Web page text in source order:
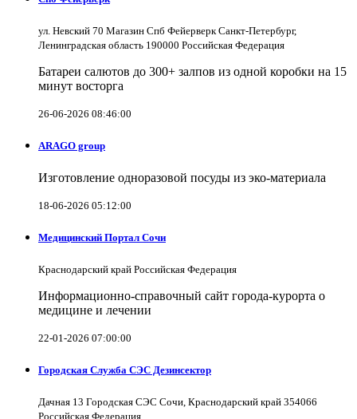
ул. Невский 70 Магазин Спб Фейерверк Санкт-Петербург,
Ленинградская область 190000 Российская Федерация
Батареи салютов до 300+ залпов из одной коробки на 15
минут восторга
26-06-2026 08:46:00
ARAGO group
Изготовление одноразовой посуды из эко-материала
18-06-2026 05:12:00
Медицинский Портал Сочи
Краснодарский край Российская Федерация
Информационно-справочный сайт города-курорта о
медицине и лечении
22-01-2026 07:00:00
Городская Служба СЭС Дезинсектор
Дачная 13 Городская СЭС Сочи, Краснодарский край 354066
Российская Федерация